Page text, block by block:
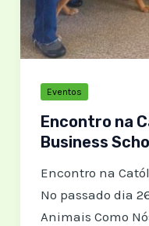
Eventos
Encontro na
Business
Encontro na
No passado dia
Animais Como